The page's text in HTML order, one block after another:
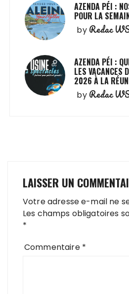
AZENDA PÉI :
POUR LA
by Redac
AZENDA PÉI :
LES VACANCES
2026 À LA
by Redac
LAISSER UN
Votre adresse e-mail ne
Les champs obligatoires
*
Commentaire *